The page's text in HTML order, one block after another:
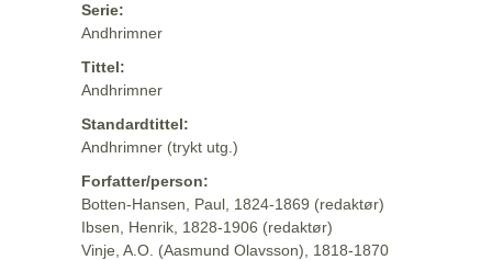
Serie:
Andhrimner
Tittel:
Andhrimner
Standardtittel:
Andhrimner (trykt utg.)
Forfatter/person:
Botten-Hansen, Paul, 1824-1869 (redaktør)
Ibsen, Henrik, 1828-1906 (redaktør)
Vinje, A.O. (Aasmund Olavsson), 1818-1870